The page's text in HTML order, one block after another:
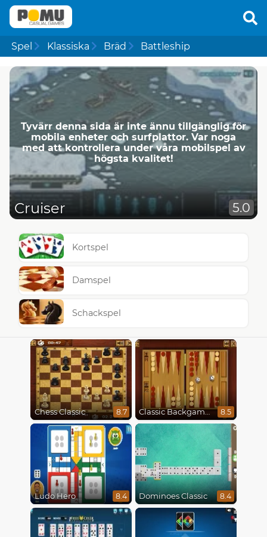
Spel Klassiska Bräd Battleship
Tyvärr denna sida är inte ännu tillgänglig för
mobila enheter och surfplattor. Var noga
med att kontrollera under våra mobilspel av
högsta kvalitet!
Cruiser 5.0
Kortspel
Damspel
Schackspel
Chess Classic 8.7 Classic Backgammon 8.5
Ludo Hero 8.4 Dominoes Classic 8.4